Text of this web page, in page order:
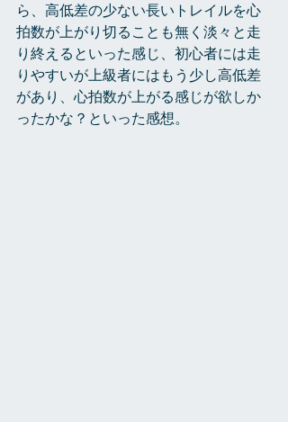
ら、高低差の少ない長いトレイルを心
拍数が上がり切ることも無く淡々と走
り終えるといった感じ、初心者には走
りやすいが上級者にはもう少し高低差
があり、心拍数が上がる感じが欲しか
ったかな？といった感想。